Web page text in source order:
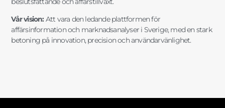
Vår vision: Att vara den ledande plattformen för
affärsinformation och marknadsanalyser i Sverige, med en stark
betoning på innovation, precision och användarvänlighet.